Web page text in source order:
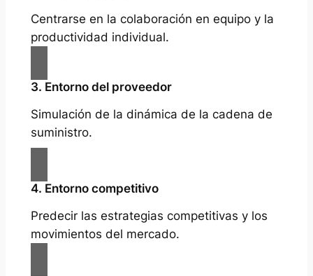
Centrarse en la colaboración en equipo y la
productividad individual.
3. Entorno del proveedor
Simulación de la dinámica de la cadena de
suministro.
4. Entorno competitivo
Predecir las estrategias competitivas y los
movimientos del mercado.